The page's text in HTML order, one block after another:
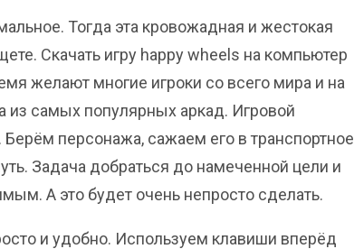
Тогда эта кровожадная и жестокая
Скачать игру happy wheels на компьютер
желают многие игроки со всего мира и на
из самых популярных аркад. Игровой
Берём персонажа, сажаем его в транспортное
Задача добраться до намеченной цели и
А это будет очень непросто сделать.
и удобно. Используем клавиши вперёд